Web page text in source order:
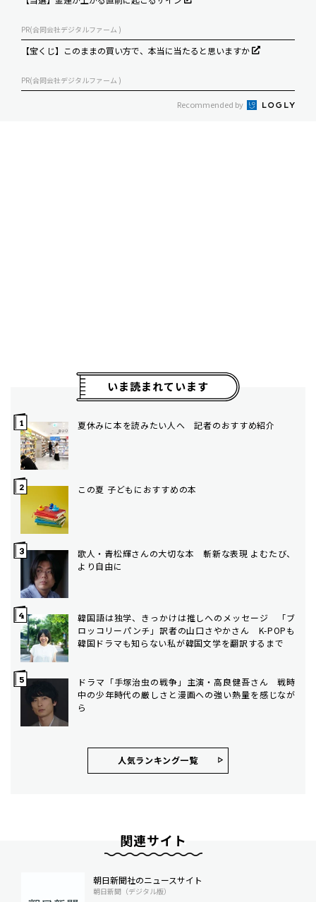
PR(合同会社デジタルファーム )
【宝くじ】このままの買い方で、本当に当たると思いますか
PR(合同会社デジタルファーム )
Recommended by
いま読まれています
夏休みに本を読みたい人へ 記者のおすすめ紹介
この夏 子どもにおすすめの本
歌人・青松輝さんの大切な本 斬新な表現 よむたび、
より自由に
韓国語は独学、きっかけは推しへのメッセージ 「ブ
ロッコリーパンチ」訳者の山口さやかさん K-POPも
韓国ドラマも知らない私が韓国文学を翻訳するまで
ドラマ「手塚治虫の戦争」主演・高良健吾さん 戦時
中の少年時代の厳しさと漫画への強い熱量を感じなが
ら
人気ランキング⼀覧
関連サイト
朝日新聞社のニュースサイト
朝日新聞（デジタル版）